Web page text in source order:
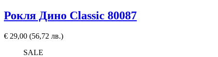
Рокля Дино Classic 80087
€ 29,00 (56,72 лв.)
SALE